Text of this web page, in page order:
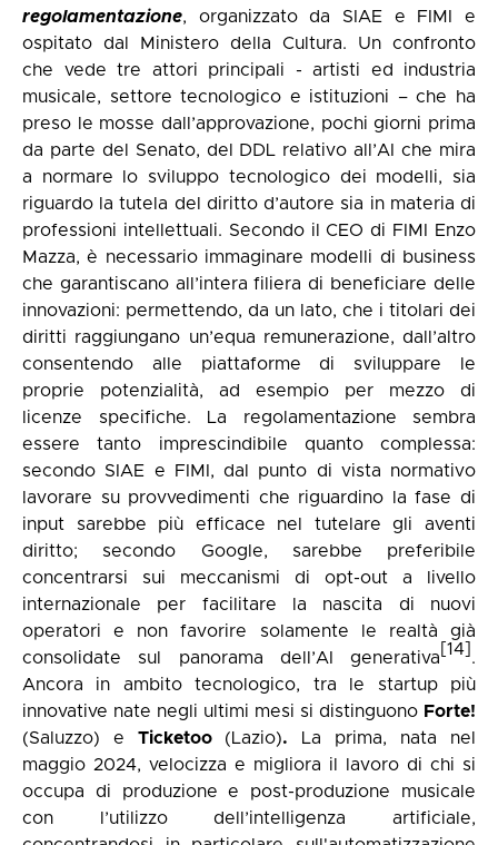
regolamentazione, organizzato da SIAE e FIMI e
ospitato dal Ministero della Cultura. Un confronto
che vede tre attori principali - artisti ed industria
musicale, settore tecnologico e istituzioni – che ha
preso le mosse dall’approvazione, pochi giorni prima
da parte del Senato, del DDL relativo all’AI che mira
a normare lo sviluppo tecnologico dei modelli, sia
riguardo la tutela del diritto d’autore sia in materia di
professioni intellettuali. Secondo il CEO di FIMI Enzo
Mazza, è necessario immaginare modelli di business
che garantiscano all’intera filiera di beneficiare delle
innovazioni: permettendo, da un lato, che i titolari dei
diritti raggiungano un’equa remunerazione, dall’altro
consentendo alle piattaforme di sviluppare le
proprie potenzialità, ad esempio per mezzo di
licenze specifiche. La regolamentazione sembra
essere tanto imprescindibile quanto complessa:
secondo SIAE e FIMI, dal punto di vista normativo
lavorare su provvedimenti che riguardino la fase di
input sarebbe più efficace nel tutelare gli aventi
diritto; secondo Google, sarebbe preferibile
concentrarsi sui meccanismi di opt-out a livello
internazionale per facilitare la nascita di nuovi
operatori e non favorire solamente le realtà già
consolidate sul panorama dell’AI generativa[14].
Ancora in ambito tecnologico, tra le startup più
innovative nate negli ultimi mesi si distinguono Forte!
(Saluzzo) eTicketoo (Lazio). La prima, nata nel
maggio 2024, velocizza e migliora il lavoro di chi si
occupa di produzione e post-produzione musicale
con l’utilizzo dell’intelligenza artificiale,